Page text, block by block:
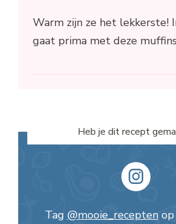
Warm zijn ze het lekkerste!
gaat prima met deze
Heb je dit recept
Tag @mooie_receptenop